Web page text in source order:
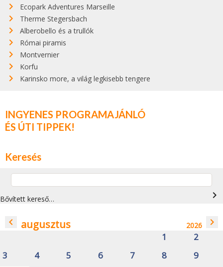
Ecopark Adventures Marseille
Therme Stegersbach
Alberobello és a trullók
Római piramis
Montvernier
Korfu
Karinsko more, a világ legkisebb tengere
INGYENES PROGRAMAJÁNLÓ
ÉS ÚTI TIPPEK!
Keresés
Bővített kereső… navigate_next
navigate_before augusztus 2026 navigate_next
1
2
3
4 5 6 7 8
9